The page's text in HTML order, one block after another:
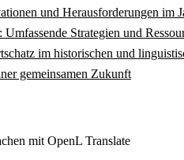
und Herausforderungen im
Strategien und
im historischen und
gemeinsamen Zukunft
mit OpenL Translate